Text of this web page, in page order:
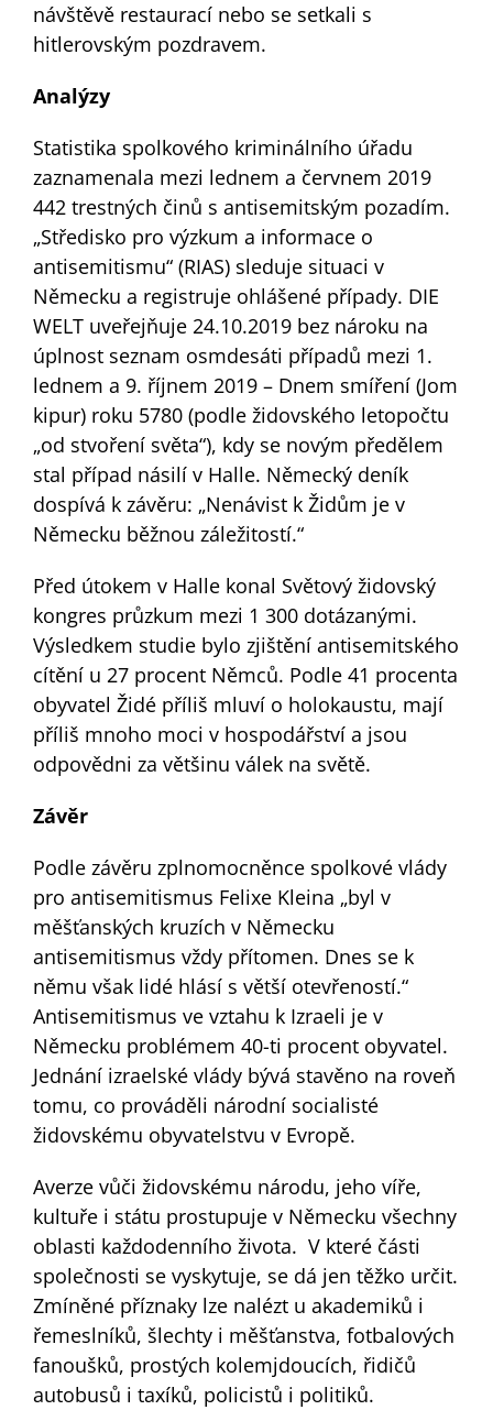
návštěvě restaurací nebo se setkali s
hitlerovským pozdravem.
Analýzy
Statistika spolkového kriminálního úřadu
zaznamenala mezi lednem a červnem 2019
442 trestných činů s antisemitským pozadím.
„Středisko pro výzkum a informace o
antisemitismu“ (RIAS) sleduje situaci v
Německu a registruje ohlášené případy. DIE
WELT uveřejňuje 24.10.2019 bez nároku na
úplnost seznam osmdesáti případů mezi 1.
lednem a 9. říjnem 2019 – Dnem smíření (Jom
kipur) roku 5780 (podle židovského letopočtu
„od stvoření světa“), kdy se novým předělem
stal případ násilí v Halle. Německý deník
dospívá k závěru: „Nenávist k Židům je v
Německu běžnou záležitostí.“
Před útokem v Halle konal Světový židovský
kongres průzkum mezi 1 300 dotázanými.
Výsledkem studie bylo zjištění antisemitského
cítění u 27 procent Němců. Podle 41 procenta
obyvatel Židé příliš mluví o holokaustu, mají
příliš mnoho moci v hospodářství a jsou
odpovědni za většinu válek na světě.
Závěr
Podle závěru zplnomocněnce spolkové vlády
pro antisemitismus Felixe Kleina „byl v
měšťanských kruzích v Německu
antisemitismus vždy přítomen. Dnes se k
němu však lidé hlásí s větší otevřeností.“
Antisemitismus ve vztahu k Izraeli je v
Německu problémem 40-ti procent obyvatel.
Jednání izraelské vlády bývá stavěno na roveň
tomu, co prováděli národní socialisté
židovskému obyvatelstvu v Evropě.
Averze vůči židovskému národu, jeho víře,
kultuře i státu prostupuje v Německu všechny
oblasti každodenního života. V které části
společnosti se vyskytuje, se dá jen těžko určit.
Zmíněné příznaky lze nalézt u akademiků i
řemeslníků, šlechty i měšťanstva, fotbalových
fanoušků, prostých kolemjdoucích, řidičů
autobusů i taxíků, policistů i politiků.